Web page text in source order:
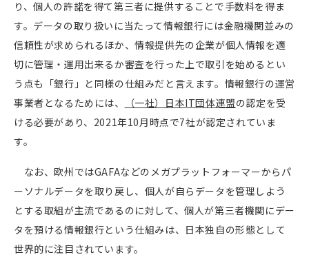
り、個人の許諾を得て第三者に提供することで手数料を得ま
す。データの取り扱いに当たって情報銀行には金融機関並みの
信頼性が求められるほか、情報提供先の企業が個人情報を適
切に管理・運用出来るか審査を行った上で取引を始めるとい
う点も「銀行」と同様の仕組みだと言えます。情報銀行の運営
事業者となるためには、
（一社）日本IT団体連盟の認定を受
ける必要があり、 2021年10月時点で7社が認定されていま
す。
なお、欧州ではGAFAなどのメガプラットフォーマーからパ
ーソナルデータを取り戻し、個人が自らデータを管理しよう
とする取組が主流であるのに対して、個人が第三者機関にデー
タを預ける情報銀行という仕組みは、日本独自の形態として
世界的に注目されています。